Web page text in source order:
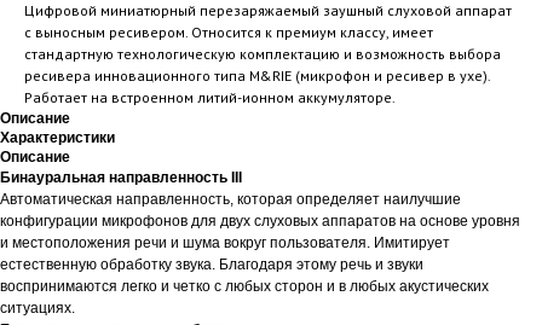
Цифровой миниатюрный перезаряжаемый заушный слуховой аппарат
с выносным ресивером. Относится к премиум классу, имеет
стандартную технологическую комплектацию и возможность выбора
ресивера инновационного типа M&RIE (микрофон и ресивер в ухе).
Работает на встроенном литий-ионном аккумуляторе.
Описание
Характеристики
Описание
Бинауральная направленность III
Автоматическая направленность, которая определяет наилучшие
конфигурации микрофонов для двух слуховых аппаратов на основе уровня
и местоположения речи и шума вокруг пользователя. Имитирует
естественную обработку звука. Благодаря этому речь и звуки
воспринимаются легко и четко с любых сторон и в любых акустических
ситуациях.